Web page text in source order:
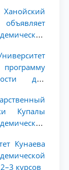
для
Купалы
Кунаева
курсов